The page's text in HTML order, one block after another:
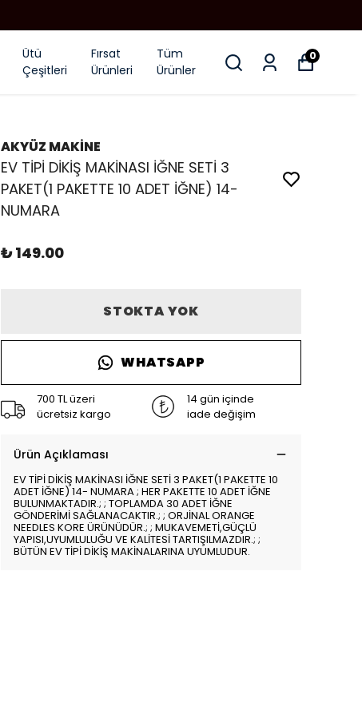
Ütü
Çeşitleri
Fırsat
Ürünleri
Tüm
Ürünler
0
AKYÜZ MAKİNE
EV TİPİ DİKİŞ MAKİNASI İĞNE SETİ 3
PAKET(1 PAKETTE 10 ADET İĞNE) 14-
NUMARA
₺ 149.00
STOKTA YOK
WHATSAPP
700 TL üzeri
ücretsiz kargo
14 gün içinde
iade değişim
Ürün Açıklaması
EV TİPİ DİKİŞ MAKİNASI İĞNE SETİ 3 PAKET(1 PAKETTE 10
ADET İĞNE) 14- NUMARA ; HER PAKETTE 10 ADET İĞNE
BULUNMAKTADIR.; ; TOPLAMDA 30 ADET İĞNE
GÖNDERİMİ SAĞLANACAKTIR.; ; ORJİNAL ORANGE
NEEDLES KORE ÜRÜNÜDÜR.; ; MUKAVEMETİ,GÜÇLÜ
YAPISI,UYUMLULUĞU VE KALİTESİ TARTIŞILMAZDIR.; ;
BÜTÜN EV TİPİ DİKİŞ MAKİNALARINA UYUMLUDUR.